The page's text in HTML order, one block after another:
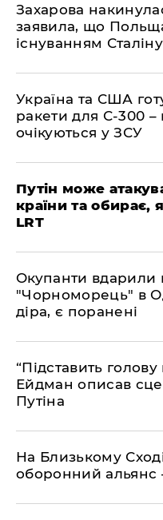
​Захарова
заявила, що
існуванням Сталіну
​Україна та США
ракети для С-300 –
очікуються у ЗСУ
​Путін може
країни та обирає,
LRT
​Окупанти вдарили
"Чорноморець" в
діра, є поранені
​“Підставить голову
Ейдман описав
Путіна
На Близькому
оборонний альянс